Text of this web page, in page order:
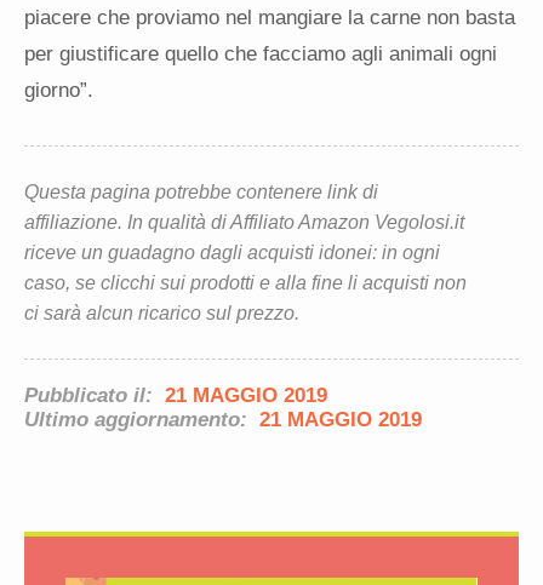
piacere che proviamo nel mangiare la carne non basta
per giustificare quello che facciamo agli animali ogni
giorno”.
Questa pagina potrebbe contenere link di
affiliazione. In qualità di Affiliato Amazon Vegolosi.it
riceve un guadagno dagli acquisti idonei: in ogni
caso, se clicchi sui prodotti e alla fine li acquisti non
ci sarà alcun ricarico sul prezzo.
Pubblicato il: 21 MAGGIO 2019
Ultimo aggiornamento: 21 MAGGIO 2019